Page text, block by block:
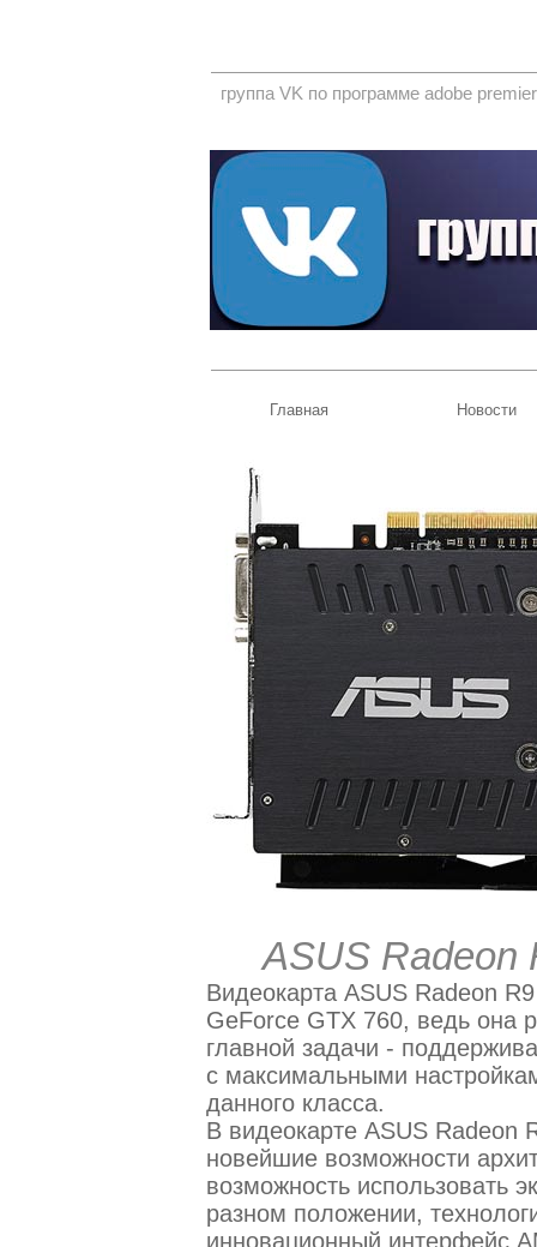
группа VK по программе adobe
Главная Новости
ASUS Radeon
Видеокарта ASUS Radeon
GeForce GTX 760, ведь она
главной задачи -
с максимальными
данного класса.
В видеокарте ASUS Radeon
новейшие возможности
возможность использовать
разном положении,
инновационный интерфейс